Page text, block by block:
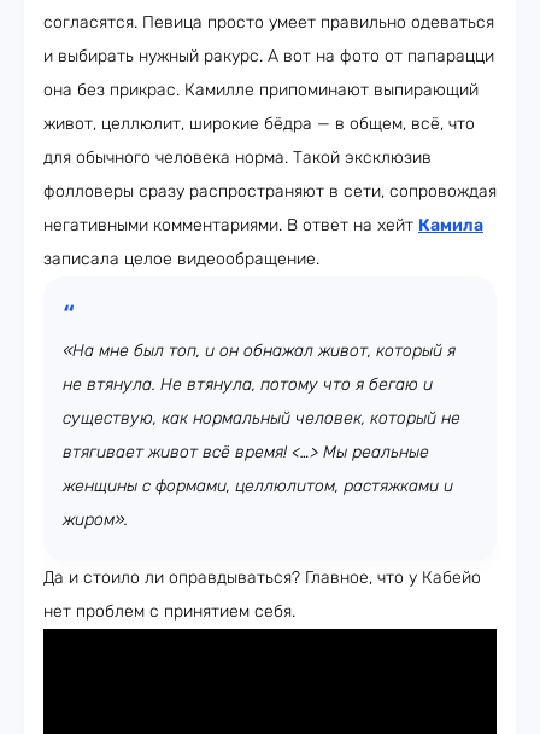
согласятся. Певица просто умеет правильно одеваться
и выбирать нужный ракурс. А вот на фото от папарацци
она без прикрас. Камилле припоминают выпирающий
живот, целлюлит, широкие бёдра — в общем, всё, что
для обычного человека норма. Такой эксклюзив
фолловеры сразу распространяют в сети, сопровождая
негативными комментариями. В ответ на хейт Камила
записала целое видеообращение.
«На мне был топ, и он обнажал живот, который я
не втянула. Не втянула, потому что я бегаю и
существую, как нормальный человек, который не
втягивает живот всё время! <…> Мы реальные
женщины c формами, целлюлитом, растяжками и
жиром».
Да и стоило ли оправдываться? Главное, что у Кабейо
нет проблем с принятием себя.